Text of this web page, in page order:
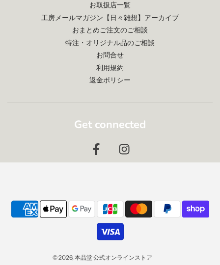
お取扱店一覧
工房メールマガジン【日々雑想】アーカイブ
おまとめご注文のご相談
特注・オリジナル品のご相談
お問合せ
利用規約
返金ポリシー
Get connected
© 2026, 本品堂 公式オンラインストア